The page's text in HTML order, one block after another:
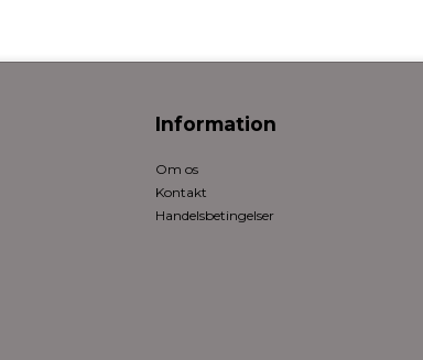
Information
Om os
Kontakt
Handelsbetingelser